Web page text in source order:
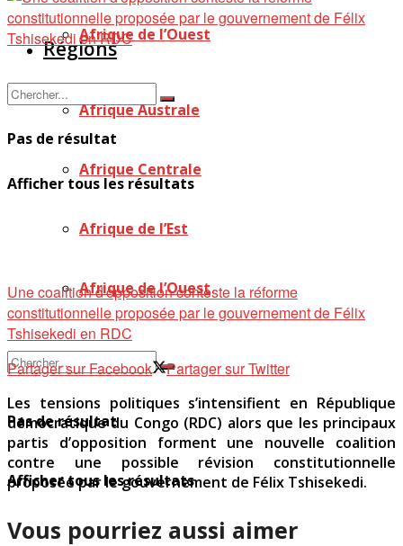
Afrique de l’Ouest
Pas de résultat
Afficher tous les résultats
Régions
Afrique Australe
Afrique Centrale
Afrique de l’Est
Afrique de l’Ouest
Pas de résultat
Afficher tous les résultats
Une coalition d'opposition conteste la réforme
constitutionnelle proposée par le gouvernement de Félix
Tshisekedi en RDC
Partager sur Facebook
Partager sur Twitter
Les tensions politiques s’intensifient en République
démocratique du Congo (RDC) alors que les principaux
partis d’opposition forment une nouvelle coalition
contre une possible révision constitutionnelle
proposée par le gouvernement de Félix Tshisekedi.
Vous pourriez aussi aimer